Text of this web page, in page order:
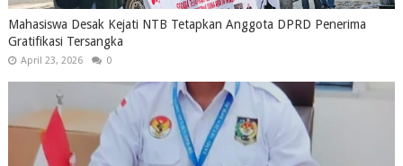
Mahasiswa Desak Kejati NTB Tetapkan Anggota DPRD Penerima
Gratifikasi Tersangka
April 23, 2026 0